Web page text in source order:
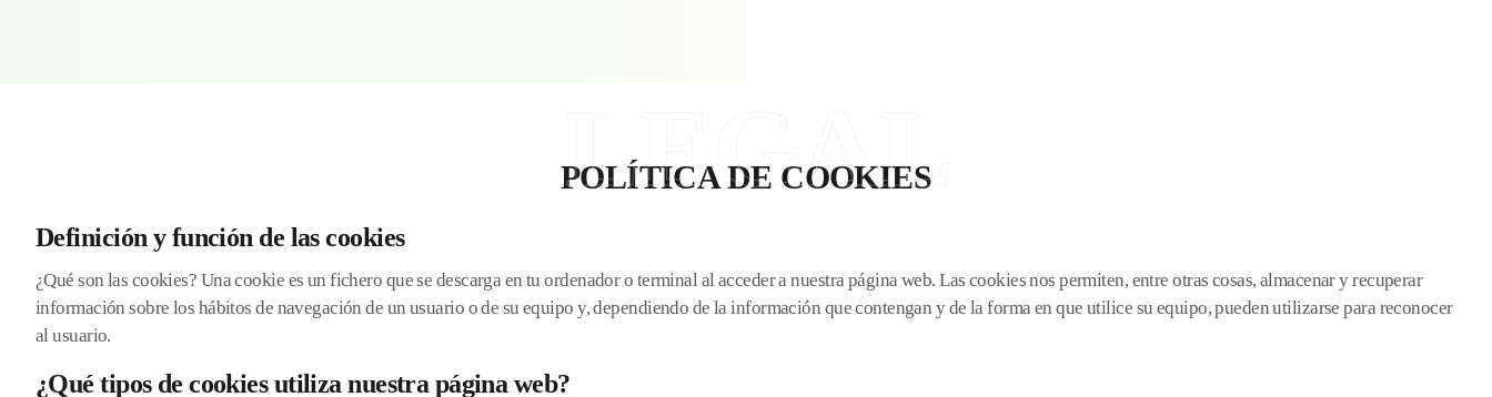
POLÍTICA DE COOKIES
LEGAL
Definición y función de las cookies
¿Qué son las cookies? Una cookie es un fichero que se descarga en tu ordenador o terminal al acceder a nuestra página web. Las cookies nos permiten, entre otras cosas, almacenar y recuperar
información sobre los hábitos de navegación de un usuario o de su equipo y, dependiendo de la información que contengan y de la forma en que utilice su equipo, pueden utilizarse para reconocer
al usuario.
¿Qué tipos de cookies utiliza nuestra página web?